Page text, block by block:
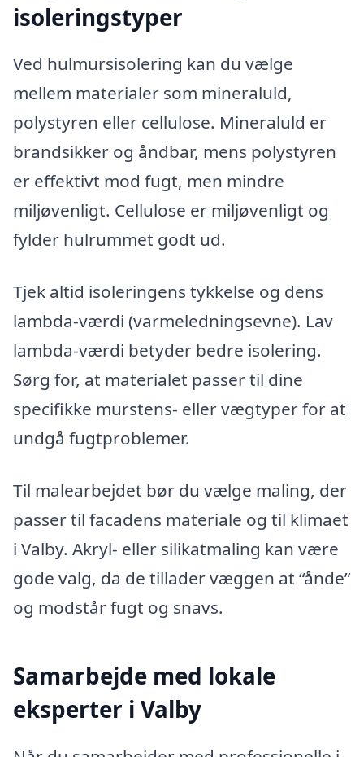
isoleringstyper
Ved hulmursisolering kan du vælge
mellem materialer som mineraluld,
polystyren eller cellulose. Mineraluld er
brandsikker og åndbar, mens polystyren
er effektivt mod fugt, men mindre
miljøvenligt. Cellulose er miljøvenligt og
fylder hulrummet godt ud.
Tjek altid isoleringens tykkelse og dens
lambda-værdi (varmeledningsevne). Lav
lambda-værdi betyder bedre isolering.
Sørg for, at materialet passer til dine
specifikke murstens- eller vægtyper for at
undgå fugtproblemer.
Til malearbejdet bør du vælge maling, der
passer til facadens materiale og til klimaet
i Valby. Akryl- eller silikatmaling kan være
gode valg, da de tillader væggen at “ånde”
og modstår fugt og snavs.
Samarbejde med lokale
eksperter i Valby